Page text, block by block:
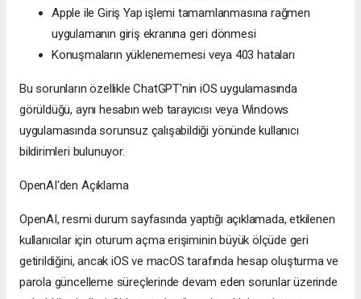
Apple ile Giriş Yap işlemi tamamlanmasına rağmen
uygulamanın giriş ekranına geri dönmesi
Konuşmaların yüklenememesi veya 403 hataları
Bu sorunların özellikle ChatGPT'nin iOS uygulamasında
görüldüğü, aynı hesabın web tarayıcısı veya Windows
uygulamasında sorunsuz çalışabildiği yönünde kullanıcı
bildirimleri bulunuyor.
OpenAI'den Açıklama
OpenAI, resmi durum sayfasında yaptığı açıklamada, etkilenen
kullanıcılar için oturum açma erişiminin büyük ölçüde geri
getirildiğini, ancak iOS ve macOS tarafında hesap oluşturma ve
parola güncelleme süreçlerinde devam eden sorunlar üzerinde